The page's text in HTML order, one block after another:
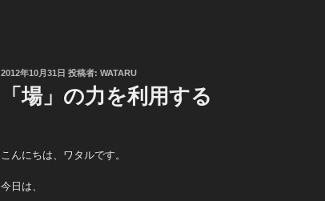
投
2012年10月31日 投稿者: WATARU
「場」の力を利用する
こんにちは、ワタルです。
今日は、